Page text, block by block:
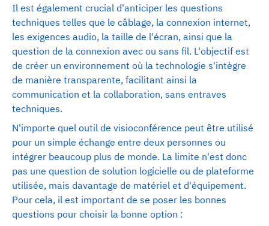
Il est également crucial d'anticiper les questions
techniques telles que le câblage, la connexion internet,
les exigences audio, la taille de l'écran, ainsi que la
question de la connexion avec ou sans fil. L'objectif est
de créer un environnement où la technologie s'intègre
de manière transparente, facilitant ainsi la
communication et la collaboration, sans entraves
techniques.
N'importe quel outil de visioconférence peut être utilisé
pour un simple échange entre deux personnes ou
intégrer beaucoup plus de monde. La limite n'est donc
pas une question de solution logicielle ou de plateforme
utilisée, mais davantage de matériel et d'équipement.
Pour cela, il est important de se poser les bonnes
questions pour choisir la bonne option :